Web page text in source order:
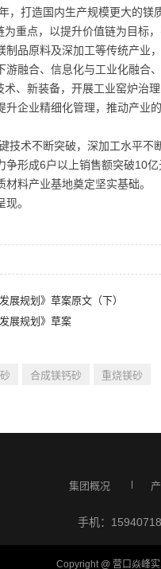
，打造国内生产规模更大的镁
重点，以提升价值链为目标
制品原料及深加工等传统产业
融合、信息化与工业化融合
、新装备，开展工业窑炉治
企业精细化管理，推动产业
技术不断突破，深加工水平
争形成6户以上销售额突破10
料产业基地奠定坚实基础。
。
展规划》草案原文（下）
展规划》草案
合成镁钙砂 重烧镁砂
集团概况
手机：
Copyright @ 营口焱峰